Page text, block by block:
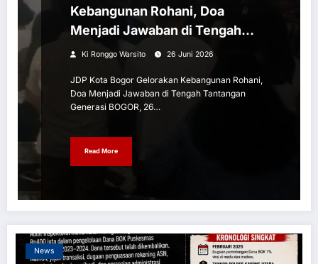
Kebangunan Rohani, Doa
Menjadi Jawaban di Tengah
Tantangan Generasi
Ki Ronggo Warsito 26 Juni 2026
JDP Kota Bogor Gelorakan Kebangunan Rohani,
Doa Menjadi Jawaban di Tengah Tantangan
Generasi BOGOR, 26…
Read More
News